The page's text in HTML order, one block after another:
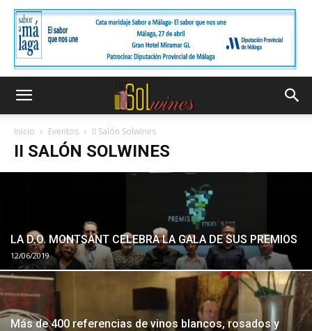
Inicio Eventos II Salón Solwines
II SALÓN SOLWINES
LA D.O. MONTSANT CELEBRA LA GALA DE SUS PREMIOS
12/06/2019
Más de 400 referencias de vinos blancos, rosados y